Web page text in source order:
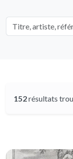
152résultats